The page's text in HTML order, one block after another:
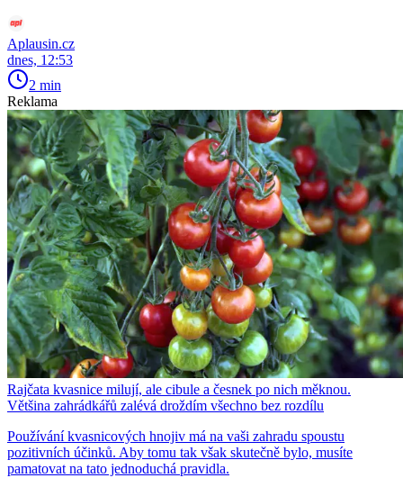
Aplausin.cz
dnes, 12:53
2 min
Reklama
Rajčata kvasnice milují, ale cibule a česnek po nich měknou.
Většina zahrádkářů zalévá droždím všechno bez rozdílu
Používání kvasnicových hnojiv má na vaši zahradu spoustu
pozitivních účinků. Aby tomu tak však skutečně bylo, musíte
pamatovat na tato jednoduchá pravidla.